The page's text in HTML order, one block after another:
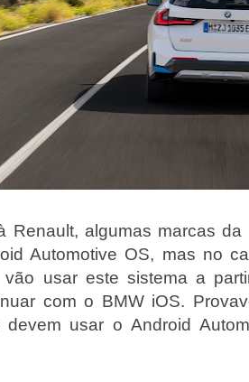
Renault, algumas marcas
Automotive OS, mas no
vão usar este sistema a
com o BMW iOS.
devem usar o Android